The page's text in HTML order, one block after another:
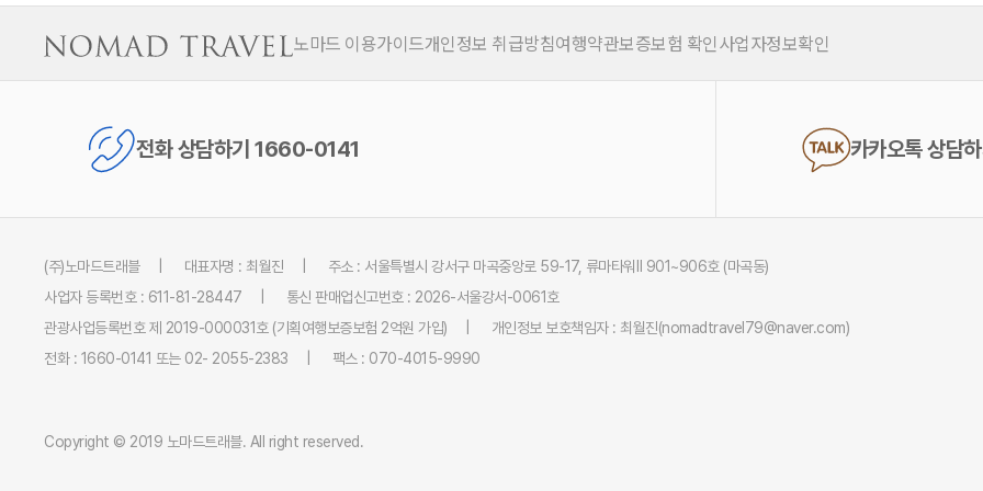
노마드 이용가이드개인정보 취급방침여행약관보증보험 확인사업자정보확인
전화 상담하기 1660-0141 카카오톡 상담
(주)노마드트래블 대표자명 : 최월진
주소 : 서울특별시 강서구 마곡중앙로 59-17, 류마타워Ⅱ 901~906호 (마곡동)
사업자 등록번호 : 611-81-28447
통신 판매업신고번호 : 2026-서울강서-0061호
관광사업등록번호 제 2019-000031호 (기획여행보증보험 2억원 가입)
개인정보 보호책임자 : 최월진(nomadtravel79@naver.com)
전화 : 1660-0141 또는 02- 2055-2383
팩스 : 070-4015-9990
Copyright © 2019 노마드트래블. All right reserved.